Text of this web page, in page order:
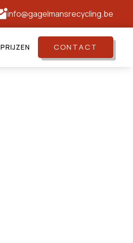
info@gagelmansrecycling.be
PRIJZEN CONTACT